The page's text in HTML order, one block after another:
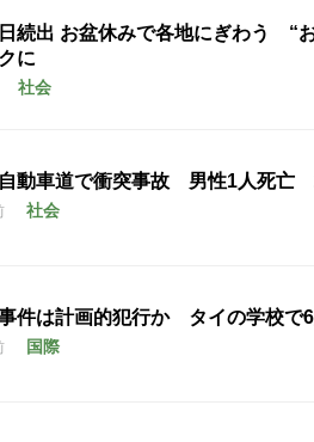
続出 お盆休みで各地にぎわう “
に
社会
動車道で衝突事故 男性1人死亡
社会
件は計画的犯行か タイの学校
国際